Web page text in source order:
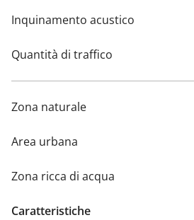
Inquinamento acustico
Quantità di traffico
Zona naturale
Area urbana
Zona ricca di acqua
Caratteristiche